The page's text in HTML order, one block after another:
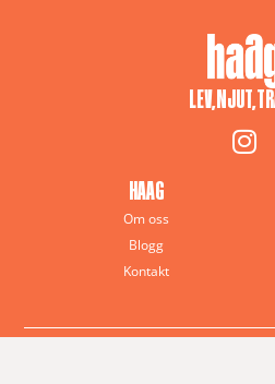
LEV, NJUT,
HAAG
Om oss
Blogg
Kontakt